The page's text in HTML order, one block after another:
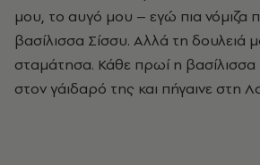
μου, το αυγό μου – εγώ πια νόμιζα
βασίλισσα Σίσσυ. Αλλά τη δουλειά
σταμάτησα. Κάθε πρωί η βασίλισσα
στον γάιδαρό της και πήγαινε στη